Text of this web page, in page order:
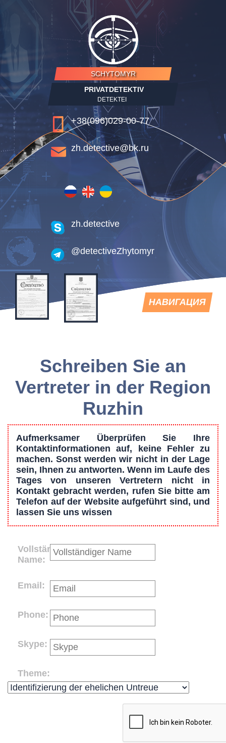
SCHYTOMYR
PRIVATDETEKTIV
DETEKTEI
+38(096)029-00-77
zh.detective@bk.ru
zh.detective
@detectiveZhytomyr
TOGGLE
NAVIGATION
НАВИГАЦИЯ
Schreiben Sie an
Vertreter in der Region
Ruzhin
Aufmerksamer Überprüfen Sie Ihre
Kontaktinformationen auf, keine Fehler zu
machen. Sonst werden wir nicht in der Lage
sein, Ihnen zu antworten. Wenn im Laufe des
Tages von unseren Vertretern nicht in
Kontakt gebracht werden, rufen Sie bitte am
Telefon auf der Website aufgeführt sind, und
lassen Sie uns wissen
Vollständiger
Name:
Email:
Phone:
Skype:
Theme: